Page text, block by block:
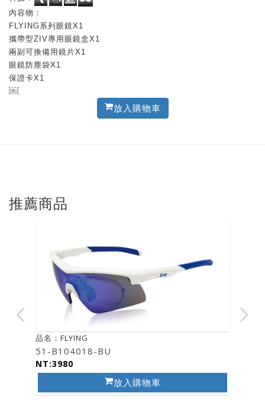
內容物：
FLYING系列眼鏡X1
攜帶型ZIV專用眼鏡盒X1
兩副可換備用鏡片X1
眼鏡防塵袋X1
保證卡X1
￼
放入購物車
推薦商品
品名：FLYING
51-B104018-BU
NT:3980
放入購物車